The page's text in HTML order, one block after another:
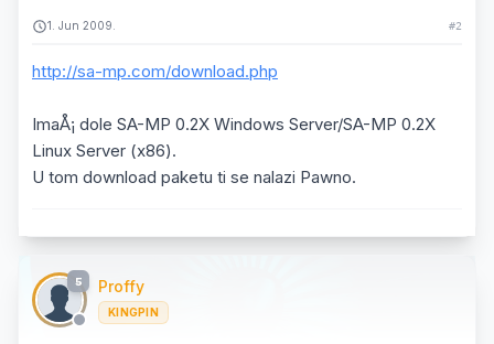
1. Jun 2009. #2
http://sa-mp.com/download.php
ImaÅ¡ dole SA-MP 0.2X Windows Server/SA-MP 0.2X
Linux Server (x86).
U tom download paketu ti se nalazi Pawno.
5 Proffy
KINGPIN